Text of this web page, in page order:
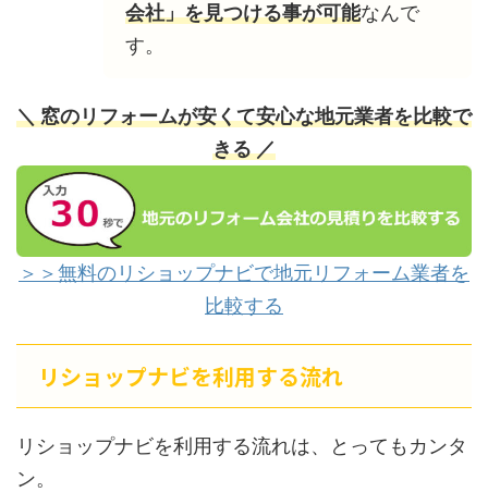
会社」を見つける事が可能なんで
す。
＼ 窓のリフォームが安くて安心な地元業者を比較で
きる ／
＞＞無料のリショップナビで地元リフォーム業者を
比較する
リショップナビを利用する流れ
リショップナビを利用する流れは、とってもカンタ
ン。